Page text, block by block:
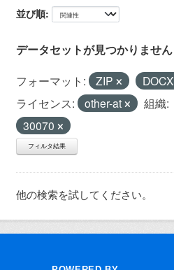
並び順
データセットが見つかりません
フォーマット: ZIP
DOCX
ライセンス:
other-at
組織:
30070
フィルタ結果
他の検索を試してください。